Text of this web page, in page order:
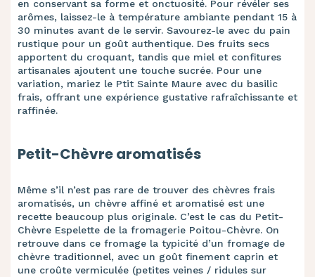
en conservant sa forme et onctuosité. Pour révéler ses
arômes, laissez-le à température ambiante pendant 15 à
30 minutes avant de le servir. Savourez-le avec du pain
rustique pour un goût authentique. Des fruits secs
apportent du croquant, tandis que miel et confitures
artisanales ajoutent une touche sucrée. Pour une
variation, mariez le Ptit Sainte Maure avec du basilic
frais, offrant une expérience gustative rafraîchissante et
raffinée.
Petit-Chèvre aromatisés
Même s’il n’est pas rare de trouver des chèvres frais
aromatisés, un chèvre affiné et aromatisé est une
recette beaucoup plus originale. C’est le cas du Petit-
Chèvre Espelette de la fromagerie Poitou-Chèvre. On
retrouve dans ce fromage la typicité d’un fromage de
chèvre traditionnel, avec un goût finement caprin et
une croûte vermiculée (petites veines / ridules sur